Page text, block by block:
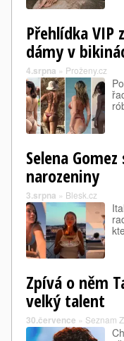
Přehlídka VIP
dámy v
4.srpna » Proženy.cz
Selena
narozeniny
3.srpna » Blesk.cz
Zpívá o něm
velký talent
30.července » Seznam